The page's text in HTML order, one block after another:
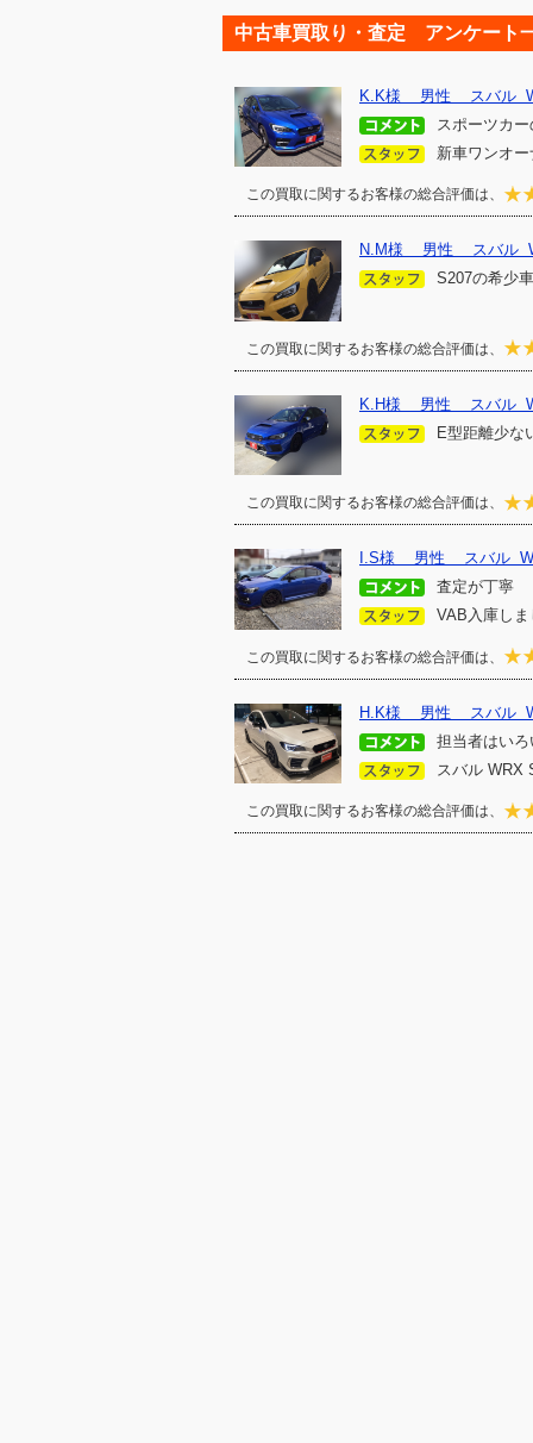
中古車買取り・査定 アンケート
K.K様 男性 スバル
スポーツカ
新車ワンオ
この買取に関するお客様の総合評価は、
N.M様 男性 スバル
S207の希少
この買取に関するお客様の総合評価は、
K.H様 男性 スバル
E型距離少な
この買取に関するお客様の総合評価は、
I.S様 男性 スバル
査定が丁寧
VAB入庫し
この買取に関するお客様の総合評価は、
H.K様 男性 スバル
担当者はい
スバル WRX
この買取に関するお客様の総合評価は、